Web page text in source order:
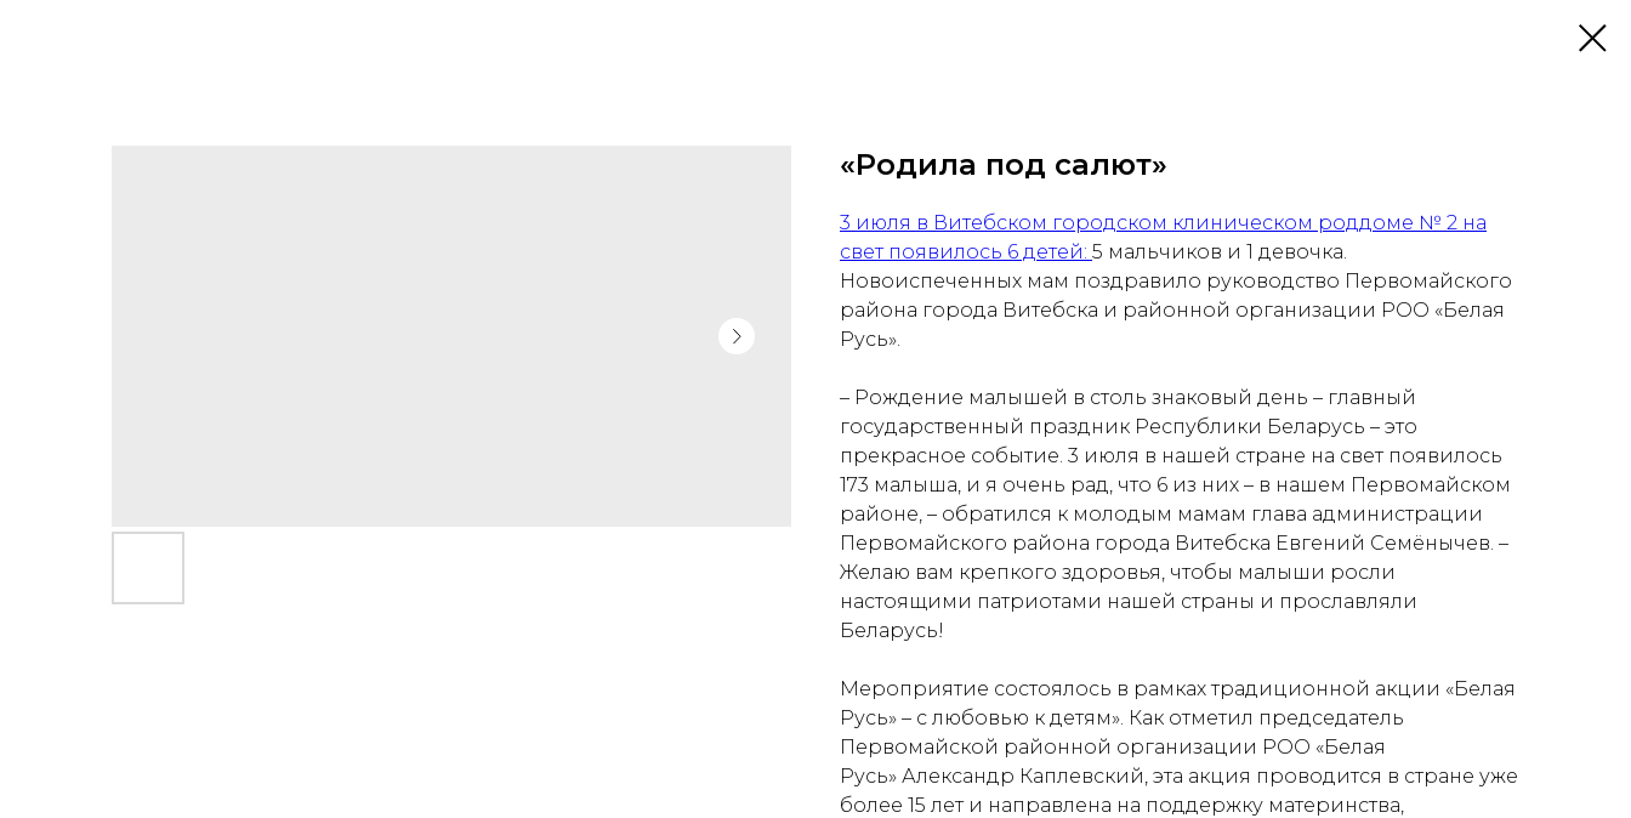
«Родила под салют»
3 июля в Витебском городском клиническом роддоме № 2 на
свет появилось 6 детей: 5 мальчиков и 1 девочка.
Новоиспеченных мам поздравило руководство Первомайского
района города Витебска и районной организации РОО «Белая
Русь».
– Рождение малышей в столь знаковый день – главный
государственный праздник Республики Беларусь – это
прекрасное событие. 3 июля в нашей стране на свет появилось
173 малыша, и я очень рад, что 6 из них – в нашем Первомайском
районе, – обратился к молодым мамам глава администрации
Первомайского района города Витебска Евгений Семёнычев. –
Желаю вам крепкого здоровья, чтобы малыши росли
настоящими патриотами нашей страны и прославляли
Беларусь!
Мероприятие состоялось в рамках традиционной акции «Белая
Русь» – с любовью к детям». Как отметил председатель
Первомайской районной организации РОО «Белая
Русь» Александр Каплевский, эта акция проводится в стране уже
более 15 лет и направлена на поддержку материнства,